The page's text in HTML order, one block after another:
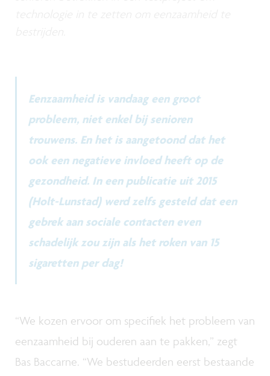
Eenzaamheid is vandaag een groot
probleem, niet enkel bij senioren
trouwens. En het is aangetoond dat het
ook een negatieve invloed heeft op de
gezondheid. In een publicatie uit 2015
(Holt-Lunstad) werd zelfs gesteld dat een
gebrek aan sociale contacten even
schadelijk zou zijn als het roken van 15
sigaretten per dag!
“We kozen ervoor om specifiek het probleem van
eenzaamheid bij ouderen aan te pakken,” zegt
Bas Baccarne. “We bestudeerden eerst bestaande